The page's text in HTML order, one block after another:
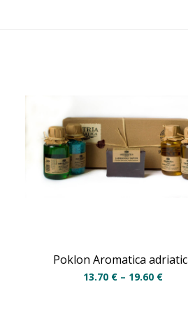
Poklon Aromatica
13.70 € – 19.60 €